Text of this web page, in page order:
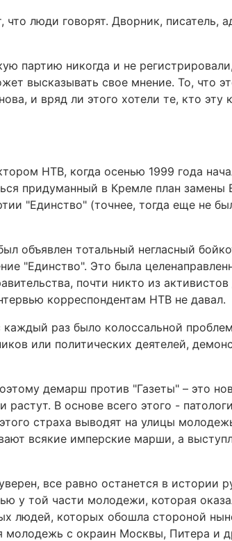
люди говорят. Дворник, писатель,
партию никогда и не
высказывать свое мнение. То, что
и вряд ли этого хотели те, кто эту
НТВ, когда осенью 1999 года
придуманный в Кремле план замены
"Единство" (точнее, тогда еще не
объявлен тотальный негласный
"Единство". Это была
почти никто из
корреспондентам НТВ не давал.
раз было колоссальной
или политических деятелей,
демарш против "Газеты" – это
В основе всего этого -
страха выводят на улицы
всякие имперские марши, а
все равно останется в истории
у той части молодежи, которая
людей, которых обошла стороной
молодежь с окраин Москвы, Питера и